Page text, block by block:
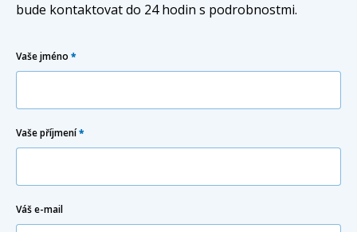
bude kontaktovat do 24 hodin s podrobnostmi.
Vaše jméno *
Vaše příjmení*
Váš e-mail